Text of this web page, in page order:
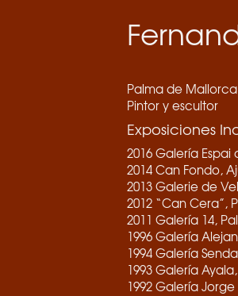
Palma de
Pintor y escultor
Exposiciones
2016 Galería
2014 Can Fondo,
2013 Galerie de
2012 “Can Cera”,
2011 Galería 14,
1996 Galería
1994 Galería
1993 Galería
1992 Galería